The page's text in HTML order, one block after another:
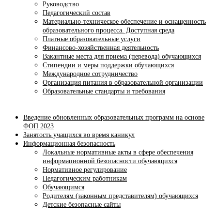
Руководство
Педагогический состав
Материально-техническое обеспечение и оснащенность
образовательного процесса. Доступная среда
Платные образовательные услуги
Финансово-хозяйственная деятельность
Вакантные места для приема (перевода) обучающихся
Стипендии и меры поддержки обучающихся
Международное сотрудничество
Организация питания в образовательной организации
Образовательные стандарты и требования
Введение обновленных образовательных программ на основе
ФОП 2023
Занятость учащихся во время каникул
Информационная безопасность
Локальные нормативные акты в сфере обеспечения
информационной безопасности обучающихся
Нормативное регулирование
Педагогическим работникам
Обучающимся
Родителям (законным представителям) обучающихся
Детские безопасные сайты